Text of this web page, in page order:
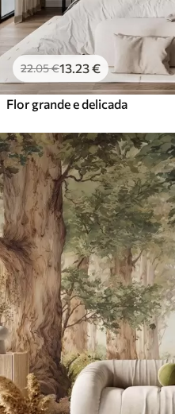
22.05€13 .23€
Flor grande e delicada